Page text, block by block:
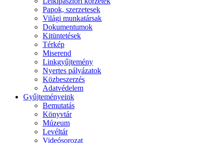
Papok, szerzetesek
Világi munkatársak
Dokumentumok
Kitüntetések
Térkép
Miserend
Linkgyűjtemény
Nyertes pályázatok
Közbeszerzés
Adatvédelem
Gyűjteményeink
Bemutatás
Könyvtár
Múzeum
Levéltár
Videósorozat